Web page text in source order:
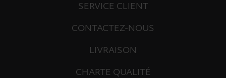
SERVICE CLIENT
CONTACTEZ-NOUS
LIVRAISON
CHARTE QUALITÉ